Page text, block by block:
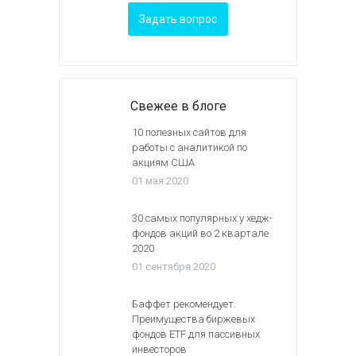
Задать вопрос
Свежее в блоге
10 полезных сайтов для
работы с аналитикой по
акциям США
01 мая 2020
30 самых популярных у хедж-
фондов акций во 2 квартале
2020
01 сентября 2020
Баффет рекомендует.
Преимущества биржевых
фондов ETF для пассивных
инвесторов